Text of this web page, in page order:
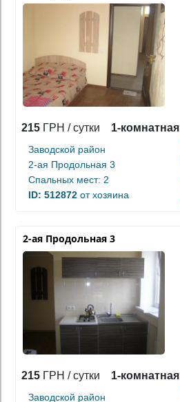
215 ГРН / сутки 1-комнатная
Заводской район
2-ая Продольная 3
Спальных мест: 2
ID: 512872 от хозяина
2-ая Продольная 3
215 ГРН / сутки 1-комнатная
Заводской район